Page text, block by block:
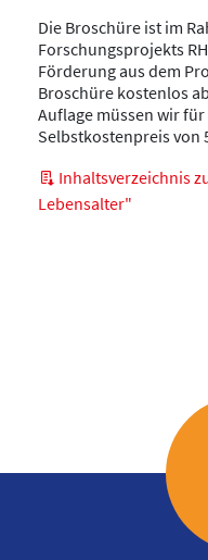
Die Broschüre ist im
Forschungsprojekts
Förderung aus dem
Broschüre kostenlos
Auflage müssen wir
Selbstkostenpreis von
Inhaltsverzeichnis
Lebensalter"